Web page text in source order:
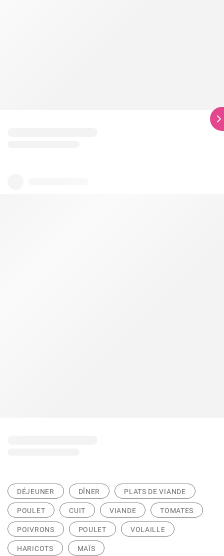
DÉJEUNER DÎNER PLATS DE VIANDE
POULET CUIT VIANDE TOMATES
POIVRONS POULET VOLAILLE
HARICOTS MAÏS